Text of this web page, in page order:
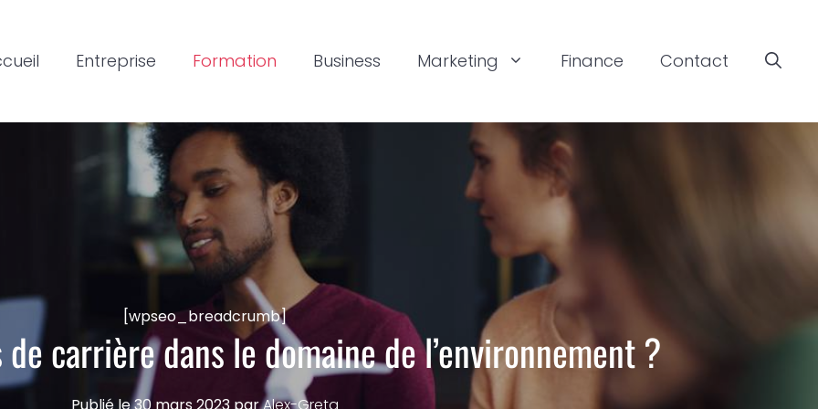
Entreprise Formation Business Marketing Finance Contact
[wpseo_breadcrumb]
carrière dans le domaine de l’environnement ?
Publié le30 mars 2023parAlex-Greta